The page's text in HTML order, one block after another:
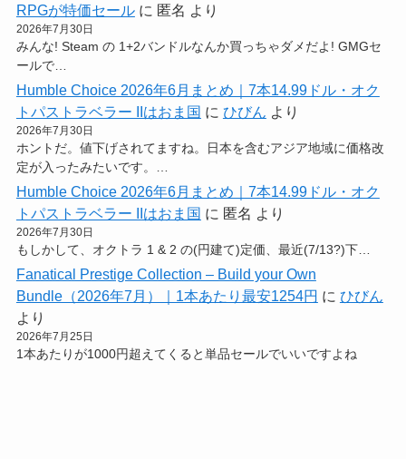
RPGが特価セールに 匿名 より
2026年7月30日
みんな! Steam の 1+2バンドルなんか買っちゃダメだよ! GMGセ
ールで…
Humble Choice 2026年6月まとめ｜7本14.99ドル・オク
トパストラベラー IIはおま国 に ひびん より
2026年7月30日
ホントだ。値下げされてますね。日本を含むアジア地域に価格改
定が入ったみたいです。…
Humble Choice 2026年6月まとめ｜7本14.99ドル・オク
トパストラベラー IIはおま国 に 匿名 より
2026年7月30日
もしかして、オクトラ 1 & 2 の(円建て)定価、最近(7/13?)下…
Fanatical Prestige Collection – Build your Own
Bundle（2026年7月）｜1本あたり最安1254円 に ひびん
より
2026年7月25日
1本あたりが1000円超えてくると単品セールでいいですよね